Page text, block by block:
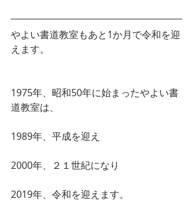
やよい書道教室もあと1か月で令和を迎
えます。
1975年、昭和50年に始まったやよい書
道教室は、
1989年、平成を迎え
2000年、２１世紀になり
2019年、令和を迎えます。